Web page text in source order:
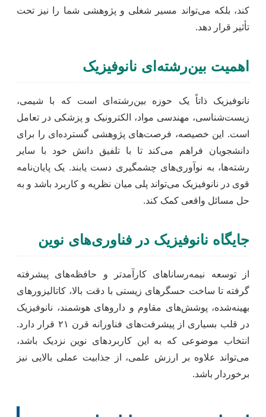
کند، بلکه می‌تواند مسیر شغلی و پژوهشی شما را نیز تحت
تأثیر قرار دهد.
اهمیت بین‌رشته‌ای نانوفیزیک
نانوفیزیک ذاتاً یک حوزه بین‌رشته‌ای است که با شیمی،
زیست‌شناسی، مهندسی مواد، الکترونیک و پزشکی در تعامل
است. این خصیصه، فرصت‌های پژوهشی گسترده‌ای را برای
دانشجویان فراهم می‌کند تا با تلفیق دانش خود با سایر
رشته‌ها، به نوآوری‌های چشمگیری دست یابند. یک پایان‌نامه
قوی در نانوفیزیک می‌تواند پلی میان نظریه و کاربرد باشد و به
حل مسائل واقعی کمک کند.
جایگاه نانوفیزیک در فناوری‌های نوین
از توسعه نیمه‌رساناهای کارآمدتر و حافظه‌های پیشرفته
گرفته تا ساخت حسگرهای زیستی با دقت بالا، کاتالیزورهای
بهینه‌شده، پوشش‌های مقاوم و داروهای هوشمند، نانوفیزیک
در قلب بسیاری از پیشرفت‌های فناورانه قرن ۲۱ قرار دارد.
انتخاب موضوعی که به این کاربردهای نوین نزدیک باشد،
می‌تواند علاوه بر ارزش علمی، از جذابیت عملی بالایی نیز
برخوردار باشد.